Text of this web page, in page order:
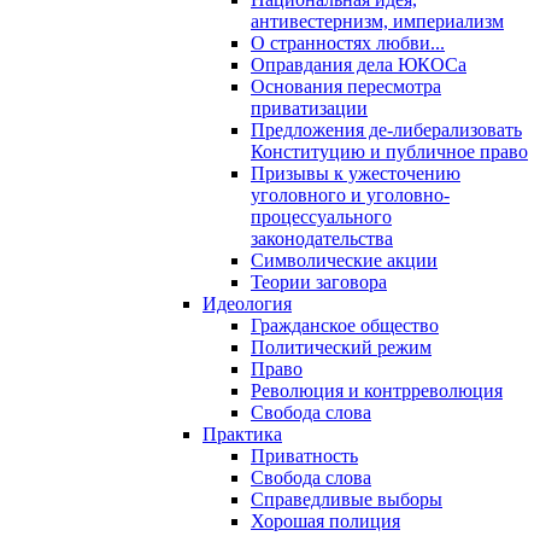
антивестернизм, империализм
О странностях любви...
Оправдания дела ЮКОСа
Основания пересмотра
приватизации
Предложения де-либерализовать
Конституцию и публичное право
Призывы к ужесточению
уголовного и уголовно-
процессуального
законодательства
Символические акции
Теории заговора
Идеология
Гражданское общество
Политический режим
Право
Революция и контрреволюция
Свобода слова
Практика
Приватность
Свобода слова
Справедливые выборы
Хорошая полиция